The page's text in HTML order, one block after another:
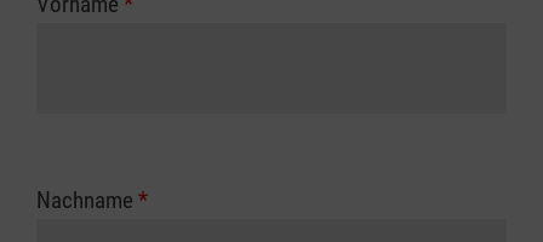
Nachname *